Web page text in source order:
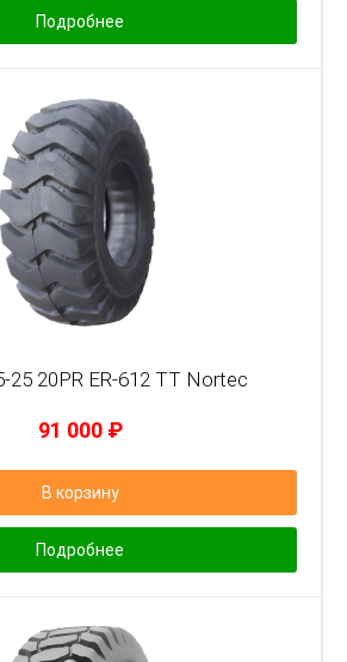
Подробнее
25 20PR ER-612 TT Nortec
91 000 ₽
В корзину
Подробнее